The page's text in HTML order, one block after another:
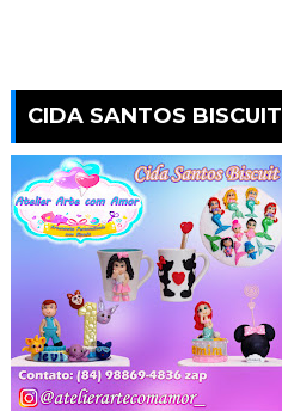
CIDA SANTOS BISCUIT